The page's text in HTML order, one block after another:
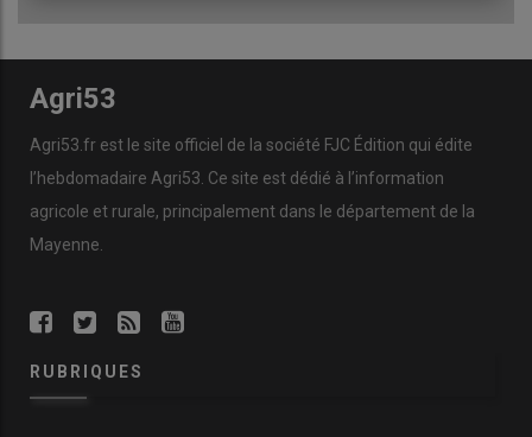
Agri53
Agri53.fr est le site officiel de la société FJC Édition qui édite
l’hebdomadaire Agri53. Ce site est dédié à l’information
agricole et rurale, principalement dans le département de la
Mayenne.
RUBRIQUES